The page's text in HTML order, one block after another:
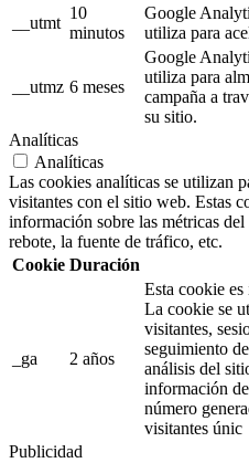
__utmt
10
minutos
Google
utiliza para
__utmz 6 meses
Google
utiliza para
campaña a
su sitio.
Analíticas
Analíticas
Las cookies analíticas se utilizan
visitantes con el sitio web. Estas
información sobre las métricas
rebote, la fuente de tráfico, etc.
Cookie Duración
_ga 2 años
Esta cookie
La cookie se
visitantes,
seguimiento
análisis del
información
número
visitantes únic
Publicidad